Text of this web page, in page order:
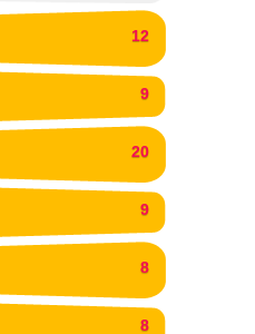
12
9
20
9
8
8